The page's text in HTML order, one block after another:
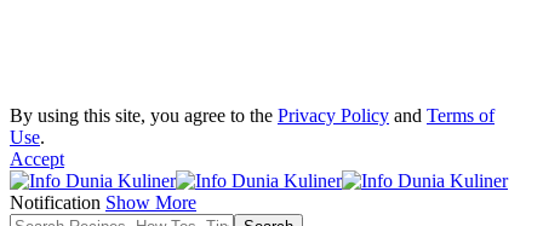
By using this site, you agree to the Privacy Policy and Terms of
Use.
Accept
Notification Show More